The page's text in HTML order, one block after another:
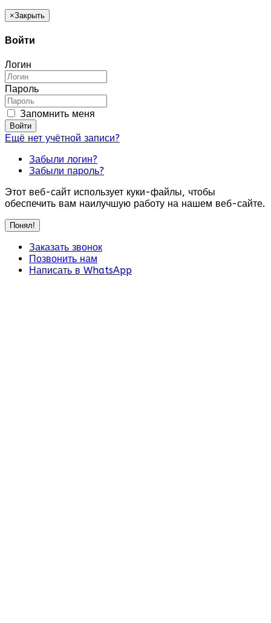
×Закрыть
Войти
Логин
Пароль
Запомнить меня
Войти
Ещё нет учётной записи?
Забыли логин?
Забыли пароль?
Этот веб-сайт использует куки-файлы, чтобы
обеспечить вам наилучшую работу на нашем веб-сайте.
Понял!
Заказать звонок
Позвонить нам
Написать в WhatsApp